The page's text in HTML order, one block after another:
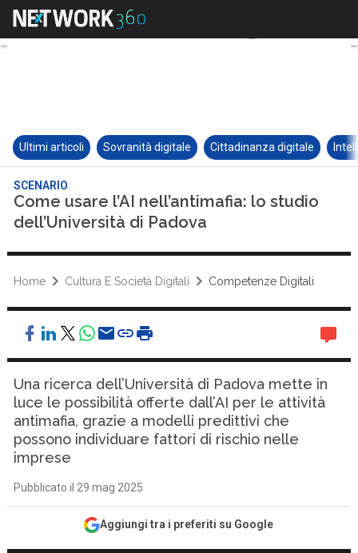
Ultimi articoli Sovranità digitale Cittadinanza digitale
SCENARIO
Come usare l’AI nell’antimafia: lo studio
dell’Università di Padova
Home Cultura E Società Digitali Competenze Digitali
Una ricerca dell’Università di Padova mette in
luce le possibilità offerte dall’AI per le attività
antimafia, grazie a modelli predittivi che
possono individuare fattori di rischio nelle
imprese
Pubblicato il 29 mag 2025
Aggiungi tra i preferiti su Google